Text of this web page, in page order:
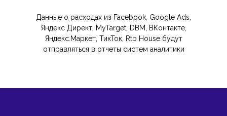
Данные о расходах из Facebook, Google Ads,
Яндекс Директ, MyTarget, DBM, ВКонтакте,
Яндекс.Маркет, ТикТок, Rtb House будут
отправляться в отчеты систем аналитики